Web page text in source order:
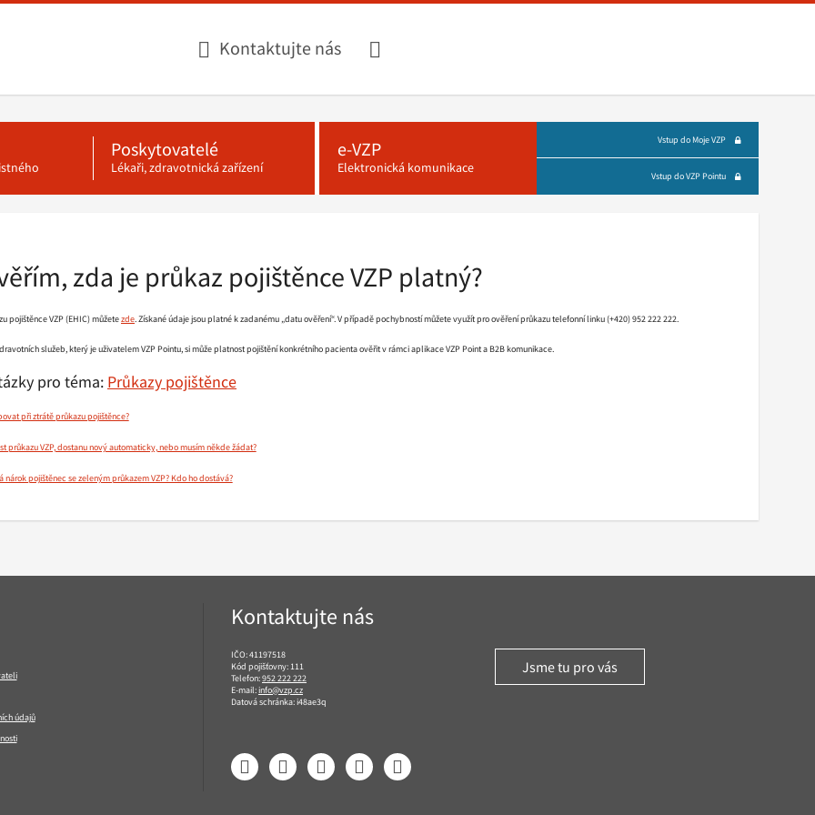
Kontaktujte nás
Poskytovatelé
Lékaři, zdravotnická zařízení
e-VZP
Elektronická komunikace
Vstup do Moje VZP
Vstup do VZP Pointu
zda je průkaz pojištěnce VZP platný?
pojištěnce VZP (EHIC) můžetezde. Získané údaje jsou platné k zadanému „datu ověření“. V případě pochybností můžete využít pro ověření průkazu telefonní linku (+420) 952 222 222.
služeb, který je uživatelem VZP Pointu, si může platnost pojištění konkrétního pacienta ověřit v rámci aplikace VZP Point a B2B komunikace.
pro téma: Průkazy pojištěnce
při ztrátě průkazu pojištěnce?
průkazu VZP, dostanu nový automaticky, nebo musím někde žádat?
nárok pojištěnec se zeleným průkazem VZP? Kdo ho dostává?
údajů
Kontaktujte nás
IČO: 41197518
Kód pojišťovny: 111
Telefon:952 222 222
E-mail:info@vzp.cz
Datová schránka: i48ae3q
Jsme tu pro vás
FacebookLinkedIn YouTube InstagramTwitter